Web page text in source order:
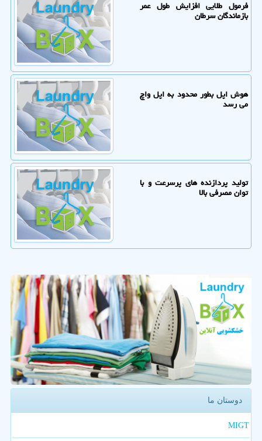
فرمول طلایی افزایش طول عمر
بازماندگان سرطان
هوش اپل بطور محدود به اپل واچ
می رسد
تولید پردازنده های پرسرعت و با
توان مصرفی بالا
دوستان ما
MIGT